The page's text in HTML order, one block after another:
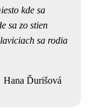
kde sa
sa zo stien
sa rodia
Hana Ďurišová